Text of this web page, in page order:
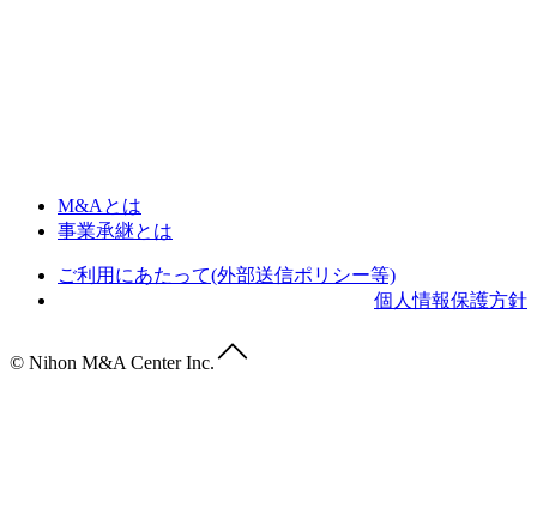
M&Aとは
事業承継とは
ご利用にあたって(外部送信ポリシー等)
個人情報保護方針
© Nihon M&A Center Inc.